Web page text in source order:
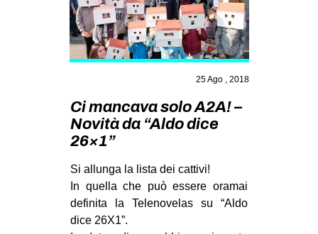
DEGENERAZIONE
GAZA FREESTYLE
CSOA LAMBRETTA
STUDENTI TSUNAMI
ZAM
SPAZI
SPORT POPOLARE
25 Ago , 2018
Ci mancava solo A2A! –
Novità da “Aldo dice
26×1”
Si allunga la lista dei cattivi!
In quella che può essere oramai
definita la Telenovelas su “Aldo
dice 26X1”.